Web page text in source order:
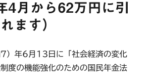
4月から62万円に引
ます）
年6月13日に「社会経済の変化
度の機能強化のための国民年金法